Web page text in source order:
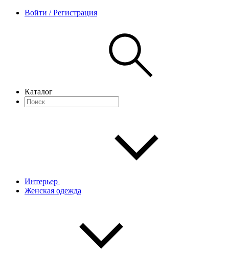
Войти / Регистрация
Каталог
Интерьер
Женская одежда